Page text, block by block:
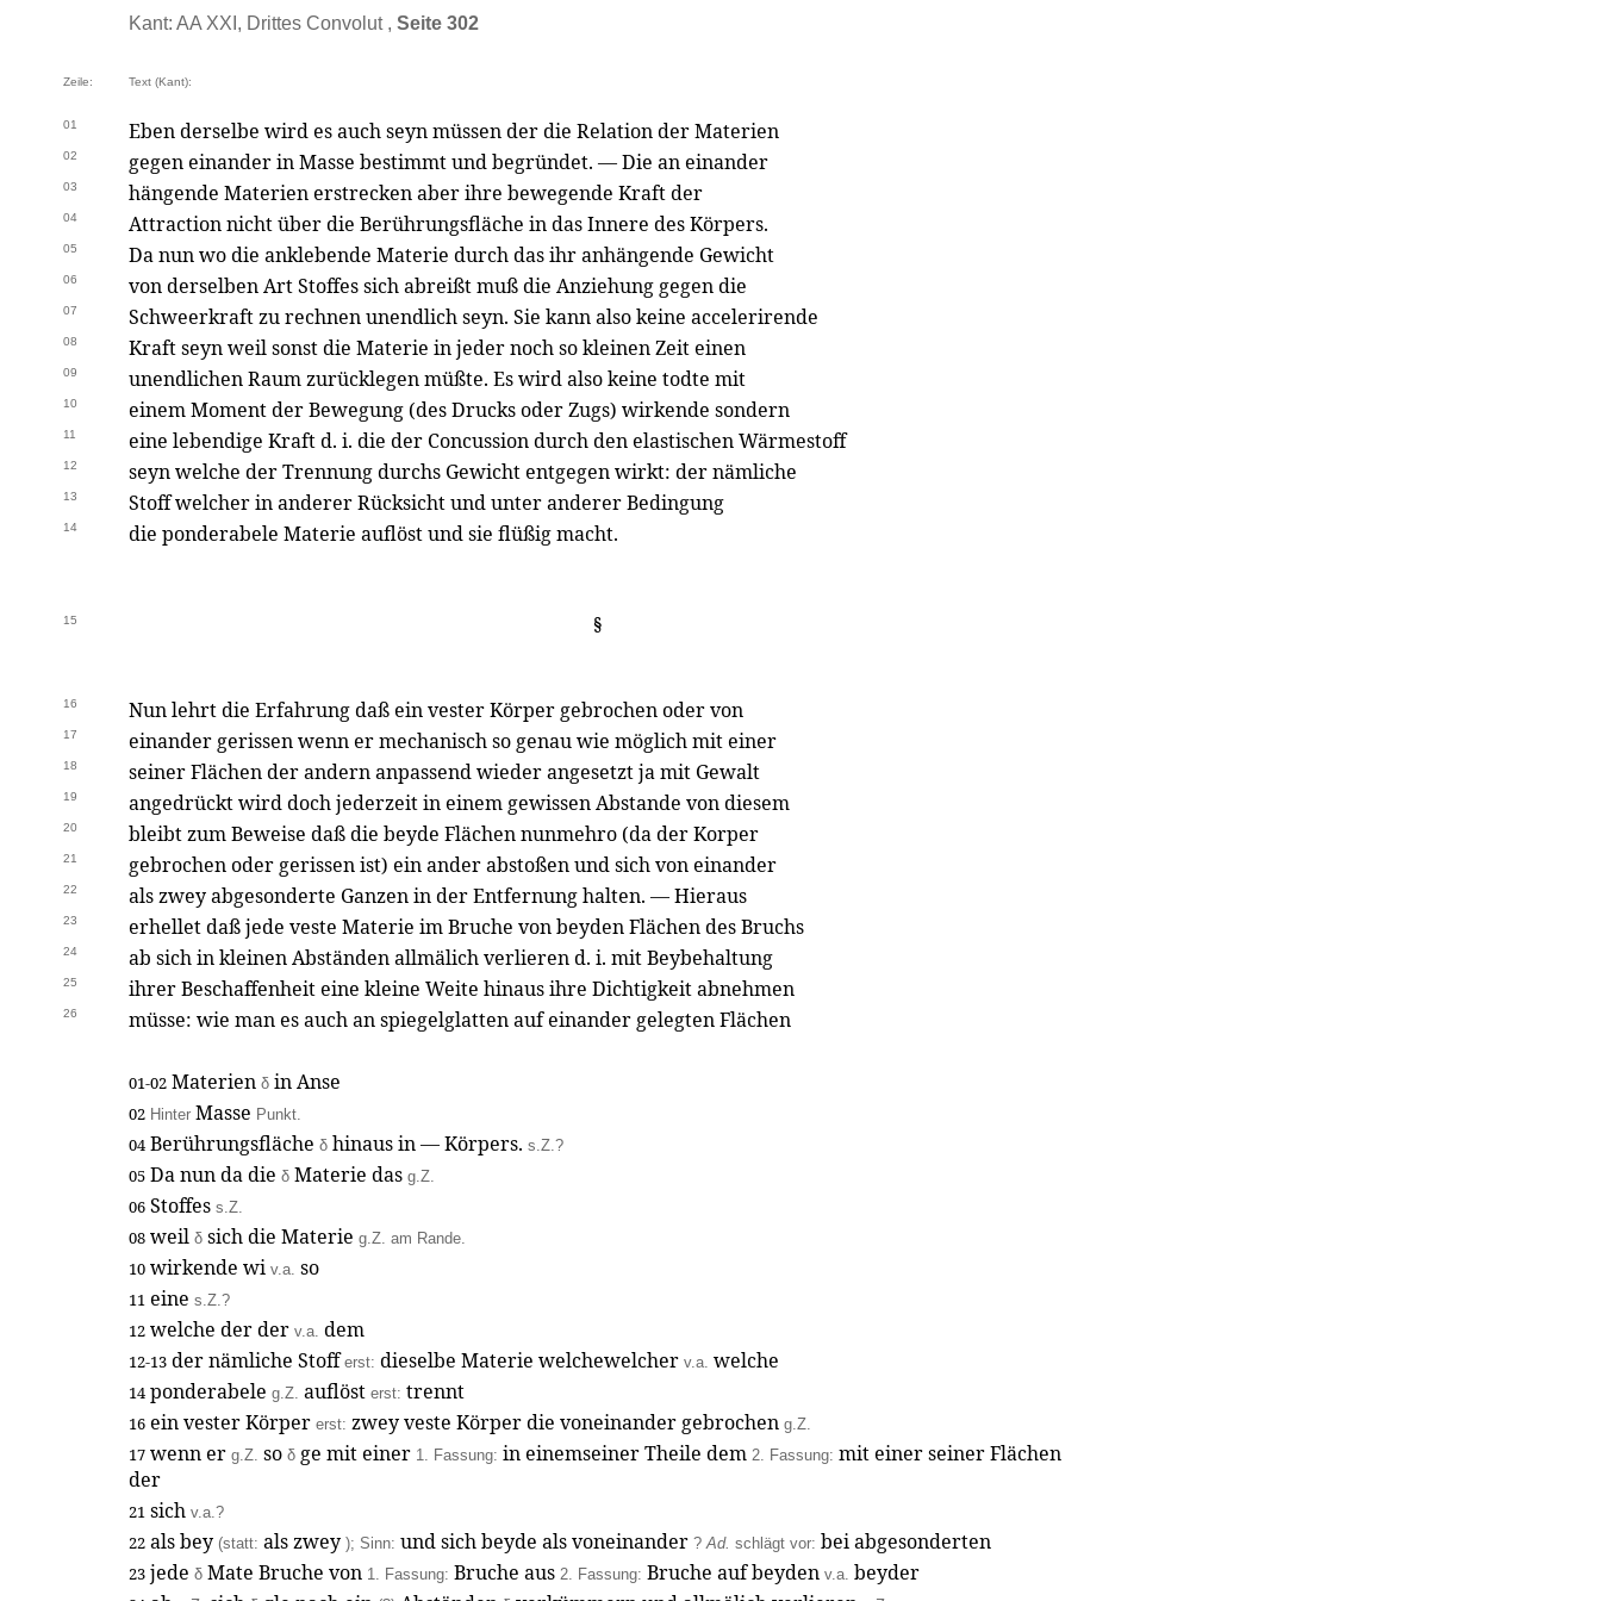
Kant: AA XXI, Drittes Convolut , Seite 302
Zeile: Text (Kant):
01 Eben derselbe wird es auch seyn müssen der die Relation der Materien
02 gegen einander in Masse bestimmt und begründet. — Die an einander
03 hängende Materien erstrecken aber ihre bewegende Kraft der
04 Attraction nicht über die Berührungsfläche in das Innere des Körpers.
05 Da nun wo die anklebende Materie durch das ihr anhängende Gewicht
06 von derselben Art Stoffes sich abreißt muß die Anziehung gegen die
07 Schweerkraft zu rechnen unendlich seyn. Sie kann also keine accelerirende
08 Kraft seyn weil sonst die Materie in jeder noch so kleinen Zeit einen
09 unendlichen Raum zurücklegen müßte. Es wird also keine todte mit
10 einem Moment der Bewegung (des Drucks oder Zugs) wirkende sondern
11 eine lebendige Kraft d. i. die der Concussion durch den elastischen Wärmestoff
12 seyn welche der Trennung durchs Gewicht entgegen wirkt: der nämliche
13 Stoff welcher in anderer Rücksicht und unter anderer Bedingung
14 die ponderabele Materie auflöst und sie flüßig macht.
15 §
16 Nun lehrt die Erfahrung daß ein vester Körper gebrochen oder von
17 einander gerissen wenn er mechanisch so genau wie möglich mit einer
18 seiner Flächen der andern anpassend wieder angesetzt ja mit Gewalt
19 angedrückt wird doch jederzeit in einem gewissen Abstande von diesem
20 bleibt zum Beweise daß die beyde Flächen nunmehro (da der Korper
21 gebrochen oder gerissen ist) ein ander abstoßen und sich von einander
22 als zwey abgesonderte Ganzen in der Entfernung halten. — Hieraus
23 erhellet daß jede veste Materie im Bruche von beyden Flächen des Bruchs
24 ab sich in kleinen Abständen allmälich verlieren d. i. mit Beybehaltung
25 ihrer Beschaffenheit eine kleine Weite hinaus ihre Dichtigkeit abnehmen
26 müsse: wie man es auch an spiegelglatten auf einander gelegten Flächen
01-02 Materien δ in Anse
02 Hinter Masse Punkt.
04 Berührungsfläche δ hinaus in — Körpers. s.Z.?
05 Da nun da die δ Materie das g.Z.
06 Stoffes s.Z.
08 weil δ sich die Materie g.Z. am Rande.
10 wirkende wi v.a. so
11 eine s.Z.?
12 welche der der v.a. dem
12-13 der nämliche Stofferst: dieselbe Materie welchewelcher v.a. welche
14 ponderabele g.Z. auflöst erst: trennt
16 ein vester Körper erst: zwey veste Körper die voneinander gebrochen g.Z.
17 wenn er g.Z. so δ ge mit einer 1. Fassung: in einemseiner Theile dem 2. Fassung: mit einer seiner Flächen
der
21 sich v.a.?
22 als bey (statt: als zwey ); Sinn: und sich beyde als voneinander ?Ad. schlägt vor: bei abgesonderten
23 jede δ Mate Bruche von 1. Fassung: Bruche aus 2. Fassung: Bruche auf beyden v.a. beyder